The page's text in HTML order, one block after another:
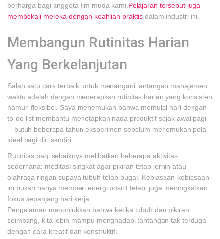
berharga bagi anggota tim muda kami. Pelajaran tersebut juga
membekali mereka dengan keahlian praktis dalam industri ini.
Membangun Rutinitas Harian
Yang Berkelanjutan
Salah satu cara terbaik untuk menangani tantangan manajemen
waktu adalah dengan menerapkan rutinitas harian yang konsisten
namun fleksibel. Saya menemukan bahwa memulai hari dengan
to-do list membantu menetapkan nada produktif sejak awal pagi
—butuh beberapa tahun eksperimen sebelum menemukan pola
ideal bagi diri sendiri.
Rutinitas pagi sebaiknya melibatkan beberapa aktivitas
sederhana: meditasi singkat agar pikiran tetap jernih atau
olahraga ringan supaya tubuh tetap bugar. Kebiasaan-kebiasaan
ini bukan hanya memberi energi positif tetapi juga meningkatkan
fokus sepanjang hari kerja.
Pengalaman menunjukkan bahwa ketika tubuh dan pikiran
seimbang, kita lebih mampu menghadapi tantangan tak terduga
dengan cara kreatif dan konstruktif.